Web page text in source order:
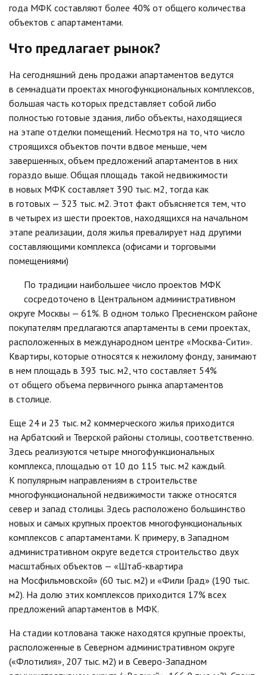
года МФК составляют более 40% от общего количества
объектов с апартаментами.
Что предлагает рынок?
На сегодняшний день продажи апартаментов ведутся
в семнадцати проектах многофункциональных комплексов,
большая часть которых представляет собой либо
полностью готовые здания, либо объекты, находящиеся
на этапе отделки помещений. Несмотря на то, что число
строящихся объектов почти вдвое меньше, чем
завершенных, объем предложений апартаментов в них
гораздо выше. Общая площадь такой недвижимости
в новых МФК составляет 390 тыс. м2, тогда как
в готовых — 323 тыс. м2. Этот факт объясняется тем, что
в четырех из шести проектов, находящихся на начальном
этапе реализации, доля жилья превалирует над другими
составляющими комплекса (офисами и торговыми
помещениями)
По традиции наибольшее число проектов МФК
сосредоточено в Центральном административном
округе Москвы — 61%. В одном только Пресненском районе
покупателям предлагаются апартаменты в семи проектах,
расположенных в международном центре «Москва-Сити».
Квартиры, которые относятся к нежилому фонду, занимают
в нем площадь в 393 тыс. м2, что составляет 54%
от общего объема первичного рынка апартаментов
в столице.
Еще 24 и 23 тыс. м2 коммерческого жилья приходится
на Арбатский и Тверской районы столицы, соответственно.
Здесь реализуются четыре многофункциональных
комплекса, площадью от 10 до 115 тыс. м2 каждый.
К популярным направлениям в строительстве
многофункциональной недвижимости также относятся
север и запад столицы. Здесь расположено большинство
новых и самых крупных проектов многофункциональных
комплексов с апартаментами. К примеру, в Западном
административном округе ведется строительство двух
масштабных объектов — «Штаб-квартира
на Мосфильмовской» (60 тыс. м2) и «Фили Град» (190 тыс.
м2). На долю этих комплексов приходится 17% всех
предложений апартаментов в МФК.
На стадии котлована также находятся крупные проекты,
расположенные в Северном административном округе
(«Флотилия», 207 тыс. м2) и в Северо-Западном